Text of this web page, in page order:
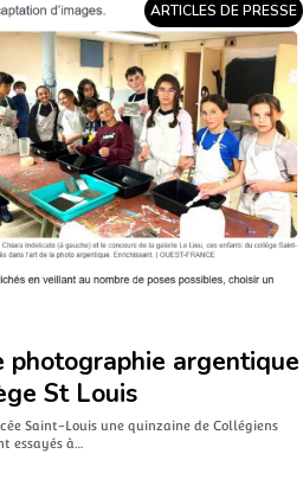
ARTICLES DE PRESSE
argentique
St Louis
Saint-Louis une quinzaine de Collégiens
essayés à…